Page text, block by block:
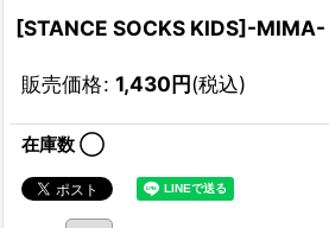
[STANCE SOCKS KIDS]-MIMA-
販売価格: 1,430円(税込)
在庫数 ◯